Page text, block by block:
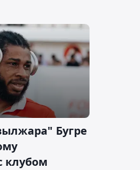
Бугре
клубом